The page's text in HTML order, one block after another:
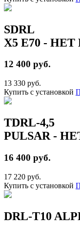
SDRL
X5 E70 -
12 400 руб.
13 330 руб.
Купить с установкой
TDRL-4,5
PULSAR -
16 400 руб.
17 220 руб.
Купить с установкой
DRL-T10